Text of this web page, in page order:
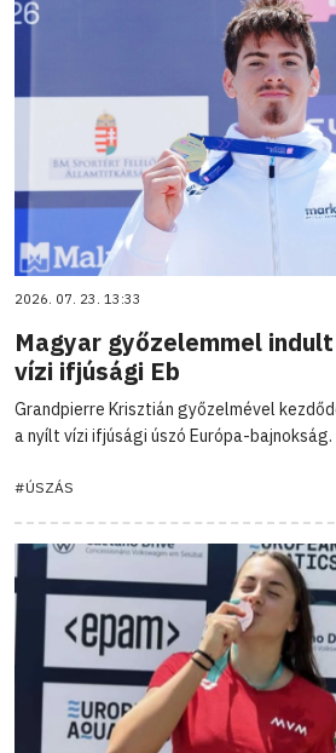
2026. 07. 23. 13:33
Magyar győzelemmel
vízi ifjúsági Eb
Grandpierre Krisztián győzelmével
a nyílt vízi ifjúsági úszó Európa-bajnokság.
#ÚSZÁS